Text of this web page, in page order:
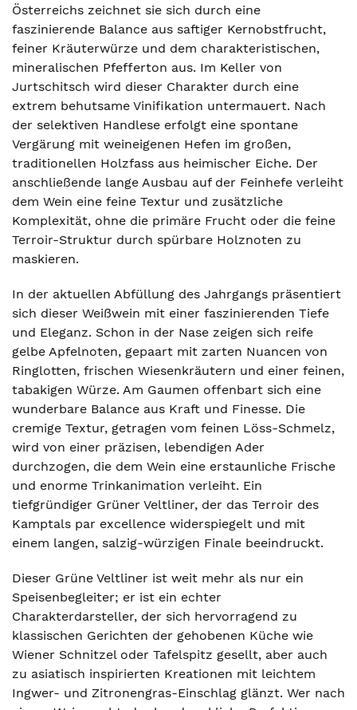
Österreichs zeichnet sie sich durch eine
faszinierende Balance aus saftiger Kernobstfrucht,
feiner Kräuterwürze und dem charakteristischen,
mineralischen Pfefferton aus. Im Keller von
Jurtschitsch wird dieser Charakter durch eine
extrem behutsame Vinifikation untermauert. Nach
der selektiven Handlese erfolgt eine spontane
Vergärung mit weineigenen Hefen im großen,
traditionellen Holzfass aus heimischer Eiche. Der
anschließende lange Ausbau auf der Feinhefe verleiht
dem Wein eine feine Textur und zusätzliche
Komplexität, ohne die primäre Frucht oder die feine
Terroir-Struktur durch spürbare Holznoten zu
maskieren.
In der aktuellen Abfüllung des Jahrgangs präsentiert
sich dieser Weißwein mit einer faszinierenden Tiefe
und Eleganz. Schon in der Nase zeigen sich reife
gelbe Apfelnoten, gepaart mit zarten Nuancen von
Ringlotten, frischen Wiesenkräutern und einer feinen,
tabakigen Würze. Am Gaumen offenbart sich eine
wunderbare Balance aus Kraft und Finesse. Die
cremige Textur, getragen vom feinen Löss-Schmelz,
wird von einer präzisen, lebendigen Ader
durchzogen, die dem Wein eine erstaunliche Frische
und enorme Trinkanimation verleiht. Ein
tiefgründiger Grüner Veltliner, der das Terroir des
Kamptals par excellence widerspiegelt und mit
einem langen, salzig-würzigen Finale beeindruckt.
Dieser Grüne Veltliner ist weit mehr als nur ein
Speisenbegleiter; er ist ein echter
Charakterdarsteller, der sich hervorragend zu
klassischen Gerichten der gehobenen Küche wie
Wiener Schnitzel oder Tafelspitz gesellt, aber auch
zu asiatisch inspirierten Kreationen mit leichtem
Ingwer- und Zitronengras-Einschlag glänzt. Wer nach